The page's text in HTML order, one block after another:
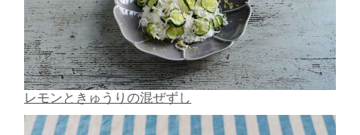
レモンときゅうりの混ぜずし